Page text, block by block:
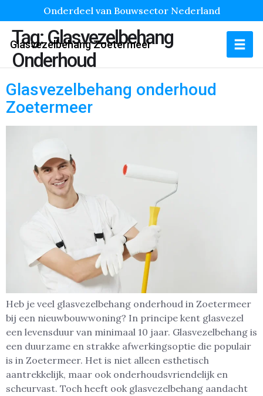
Onderdeel van Bouwsector Nederland
Glasvezelbehang Zoetermeer
Tag:Glasvezelbehang
Onderhoud
Glasvezelbehang onderhoud
Zoetermeer
Heb je veel glasvezelbehang onderhoud in Zoetermeer
bij een nieuwbouwwoning? In principe kent glasvezel
een levensduur van minimaal 10 jaar. Glasvezelbehang is
een duurzame en strakke afwerkingsoptie die populair
is in Zoetermeer. Het is niet alleen esthetisch
aantrekkelijk, maar ook onderhoudsvriendelijk en
scheurvast. Toch heeft ook glasvezelbehang aandacht